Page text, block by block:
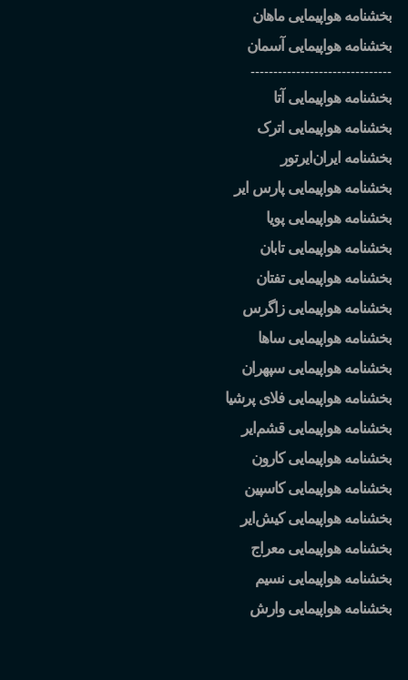
بخشنامه هواپیمایی ماهان
بخشنامه هواپیمایی آسمان
-------------------------------
بخشنامه هواپیمایی آتا
بخشنامه هواپیمایی اترک
بخشنامه ایران ایرتور
بخشنامه هواپیمایی پارس ایر
بخشنامه هواپیمایی پویا
بخشنامه هواپیمایی تابان
بخشنامه هواپیمایی تفتان
بخشنامه هواپیمایی زاگرس
بخشنامه هواپیمایی ساها
بخشنامه هواپیمایی سپهران
بخشنامه هواپیمایی فلای پرشیا
بخشنامه هواپیمایی قشم ایر
بخشنامه هواپیمایی کارون
بخشنامه هواپیمایی کاسپین
بخشنامه هواپیمایی کیش ایر
بخشنامه هواپیمایی معراج
بخشنامه هواپیمایی نسیم
بخشنامه هواپیمایی وارش